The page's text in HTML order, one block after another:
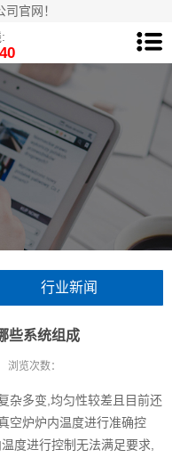
官网！
行业新闻
些系统组成
浏览次数：
杂多变,均匀性较差且目前还
空炉炉内温度进行准确控
度进行控制无法满足要求,